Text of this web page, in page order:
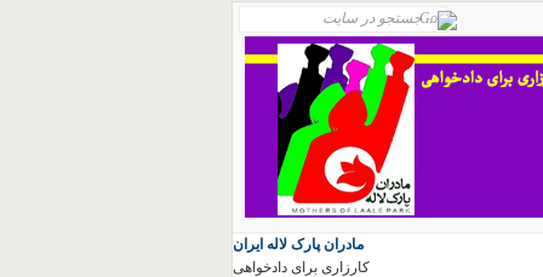
مادران پارک لاله ایران
کارزاری برای دادخواهی